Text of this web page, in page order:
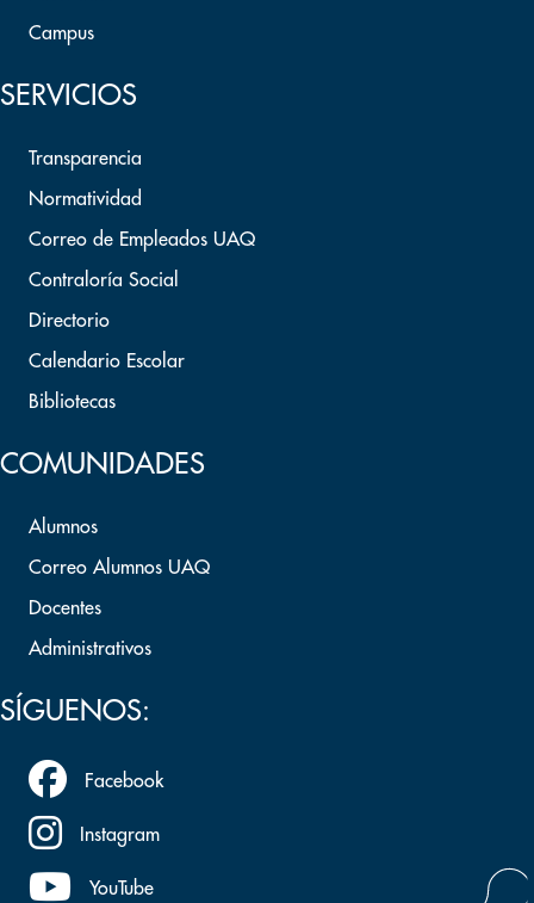
Campus
SERVICIOS
Transparencia
Normatividad
Correo de Empleados UAQ
Contraloría Social
Directorio
Calendario Escolar
Bibliotecas
COMUNIDADES
Alumnos
Correo Alumnos UAQ
Docentes
Administrativos
SÍGUENOS:
Facebook
Instagram
YouTube